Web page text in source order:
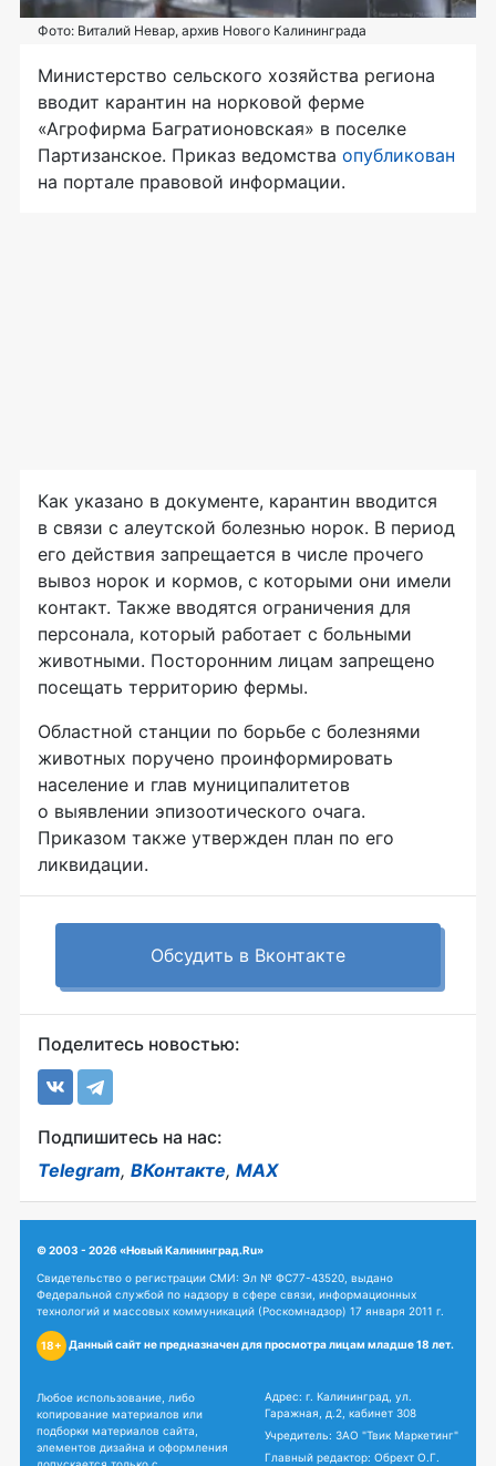
Фото: Виталий Невар, архив Нового Калининграда
Министерство сельского хозяйства региона
вводит карантин на норковой ферме
«Агрофирма Багратионовская» в поселке
Партизанское. Приказ ведомства опубликован
на портале правовой информации.
Как указано в документе, карантин вводится
в связи с алеутской болезнью норок. В период
его действия запрещается в числе прочего
вывоз норок и кормов, с которыми они имели
контакт. Также вводятся ограничения для
персонала, который работает с больными
животными. Посторонним лицам запрещено
посещать территорию фермы.
Областной станции по борьбе с болезнями
животных поручено проинформировать
население и глав муниципалитетов
о выявлении эпизоотического очага.
Приказом также утвержден план по его
ликвидации.
Обсудить в Вконтакте
Поделитесь новостью:
Подпишитесь на нас:
Telegram, ВКонтакте, MAX
© 2003 - 2026 «Новый Калининград.Ru»
Свидетельство о регистрации СМИ: Эл № ФС77-43520, выдано
Федеральной службой по надзору в сфере связи, информационных
технологий и массовых коммуникаций (Роскомнадзор) 17 января 2011 г.
18+ Данный сайт не предназначен для просмотра лицам младше 18 лет.
Любое использование, либо
копирование материалов или
подборки материалов сайта,
элементов дизайна и оформления
Адрес: г. Калининград, ул.
Гаражная, д.2, кабинет 308
Учредитель: ЗАО "Твик Маркетинг"
Главный редактор: Обрехт О.Г.